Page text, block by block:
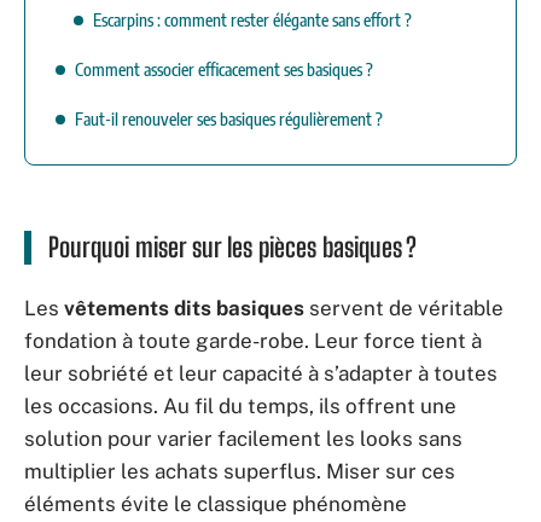
Escarpins : comment rester élégante sans effort ?
Comment associer efficacement ses basiques ?
Faut-il renouveler ses basiques régulièrement ?
Pourquoi miser sur les pièces basiques ?
Les vêtements dits basiques servent de véritable
fondation à toute garde-robe. Leur force tient à
leur sobriété et leur capacité à s’adapter à toutes
les occasions. Au fil du temps, ils offrent une
solution pour varier facilement les looks sans
multiplier les achats superflus. Miser sur ces
éléments évite le classique phénomène